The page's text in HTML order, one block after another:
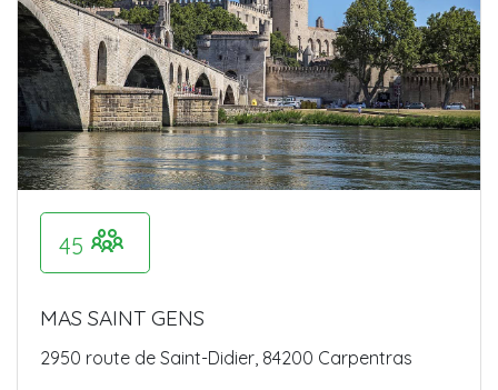
45
MAS SAINT GENS
2950 route de Saint-Didier, 84200 Carpentras